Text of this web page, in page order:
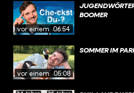
vor einem Jahr
06:54
BOOMER
vor einem Jahr
05:08
SOMMER IM